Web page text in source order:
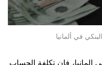
في ألمانيا
فإن تكلفة الحساب